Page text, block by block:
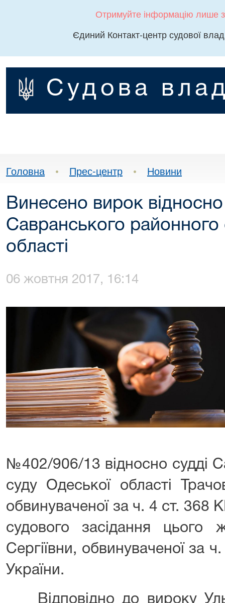
Отримуйте інформацію лише
Єдиний Контакт-центр судової
Судова
Головна • Прес-центр • Новини
Винесено вирок відносно
Савранського районного
області
06 жовтня 2017, 16:14
№402/906/13 відносно судді
суду Одеської області
обвинуваченої за ч. 4 ст. 368
судового засідання
Сергіївни, обвинуваченої за
України.
Відповідно до вироку